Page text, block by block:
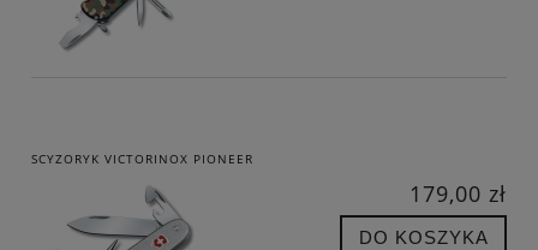
SCYZORYK VICTORINOX PIONEER
179,00 zł
DO KOSZYKA